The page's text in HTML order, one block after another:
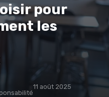
pour
les
11 août 2025